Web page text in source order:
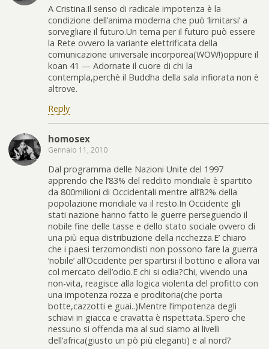
A Cristina.Il senso di radicale impotenza è la
condizione dell’anima moderna che può ‘limitarsi’ a
sorvegliare il futuro.Un tema per il futuro può essere
la Rete ovvero la variante elettrificata della
comunicazione universale incorporea(WOW!)oppure il
koan 41 — Adornate il cuore di chi la
contempla,perchè il Buddha della sala infiorata non è
altrove.
Reply
homosex
Gennaio 11, 2010
Dal programma delle Nazioni Unite del 1997
apprendo che l’83% del reddito mondiale è spartito
da 800milioni di Occidentali mentre all’82% della
popolazione mondiale va il resto.In Occidente gli
stati nazione hanno fatto le guerre perseguendo il
nobile fine delle tasse e dello stato sociale ovvero di
una più equa distribuzione della ricchezza.E’ chiaro
che i paesi terzomondisti non possono fare la guerra
‘nobile’ all’Occidente per spartirsi il bottino e allora vai
col mercato dell’odio.E chi si odia?Chi, vivendo una
non-vita, reagisce alla logica violenta del profitto con
una impotenza rozza e proditoria(che porta
botte,cazzotti e guai..)Mentre l’impotenza degli
schiavi in giacca e cravatta è rispettata..Spero che
nessuno si offenda ma al sud siamo ai livelli
dell’africa(giusto un pò più eleganti) e al nord?